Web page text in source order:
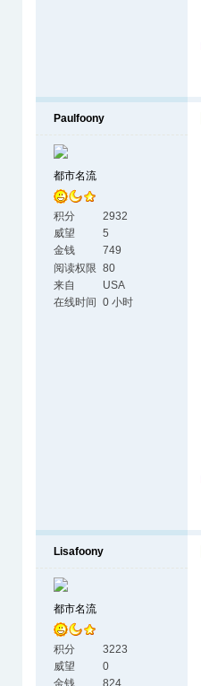
Paulfoony
都市名流
积分
2932
威望
5
金钱
749
阅读权限 80
来自
USA
在线时间
0 小时
Lisafoony
都市名流
积分
3223
威望
0